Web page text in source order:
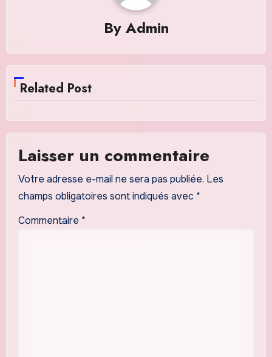
By Admin
Related Post
Laisser un commentaire
Votre adresse e-mail ne sera pas publiée. Les
champs obligatoires sont indiqués avec *
Commentaire *